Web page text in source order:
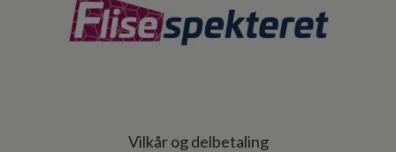
Vilkår og delbetaling